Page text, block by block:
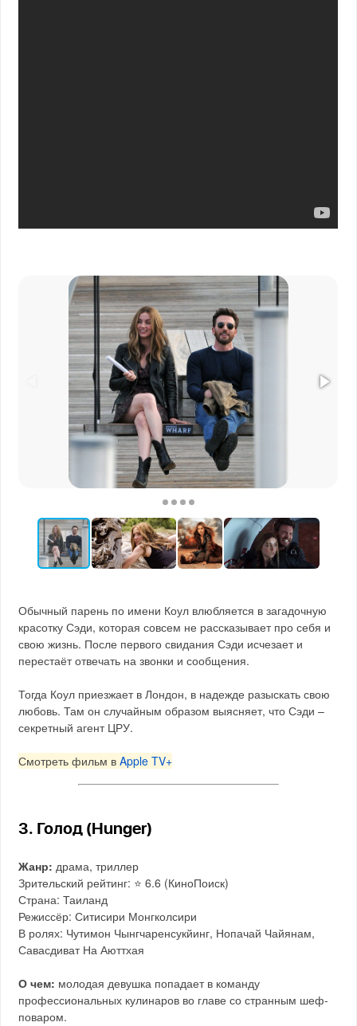
Обычный парень по имени Коул влюбляется в загадочную
красотку Сэди, которая совсем не рассказывает про себя и
свою жизнь. После первого свидания Сэди исчезает и
перестаёт отвечать на звонки и сообщения.
Тогда Коул приезжает в Лондон, в надежде разыскать свою
любовь. Там он случайным образом выясняет, что Сэди –
секретный агент ЦРУ.
Смотреть фильм вApple TV+
3. Голод (Hunger)
Жанр: драма, триллер
Зрительский рейтинг: ⭐️ 6.6 (КиноПоиск)
Страна: Таиланд
Режиссёр: Ситисири Монгколсири
В ролях: Чутимон Чынгчаренсукйинг, Нопачай Чайянам,
Савасдиват На Аюттхая
О чем: молодая девушка попадает в команду
профессиональных кулинаров во главе со странным шеф-
поваром.